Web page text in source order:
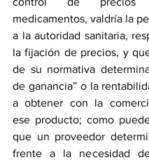
medicamentos, valdría la
a la autoridad sanitaria,
la fijación de precios, y
de su normativa
de ganancia” o la
a obtener con la
ese producto; como
que un proveedor
frente a la necesidad